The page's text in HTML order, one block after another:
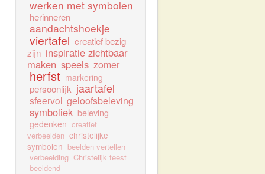
werken met symbolen
herinneren
aandachtshoekje
viertafel creatief bezig
zijn inspiratie zichtbaar
maken speels zomer
herfst markering
persoonlijk jaartafel
sfeervol geloofsbeleving
symboliek beleving
gedenken creatief
verbeelden christelijke
symbolen beelden vertellen
verbeelding Christelijk feest
beeldend